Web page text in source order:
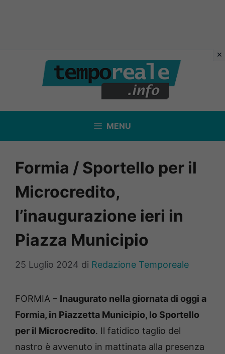
contenuto
MENU
Formia / Sportello per il
Microcredito,
l’inaugurazione ieri in
Piazza Municipio
25 Luglio 2024 di Redazione Temporeale
FORMIA – Inaugurato nella giornata di oggi a
Formia, in Piazzetta Municipio, lo Sportello
per il Microcredito. Il fatidico taglio del
nastro è avvenuto in mattinata alla presenza